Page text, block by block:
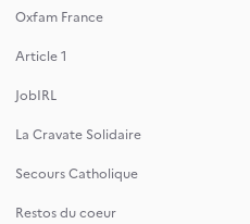
Oxfam France
Article 1
JobIRL
La Cravate Solidaire
Secours Catholique
Restos du coeur